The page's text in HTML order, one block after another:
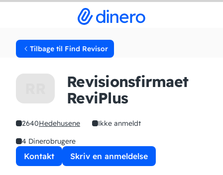
Tilbage til Find Revisor
Revisionsfirmaet
ReviPlus
2640Hedehusene
Ikke anmeldt
4 Dinerobrugere
Kontakt Skriv en anmeldelse